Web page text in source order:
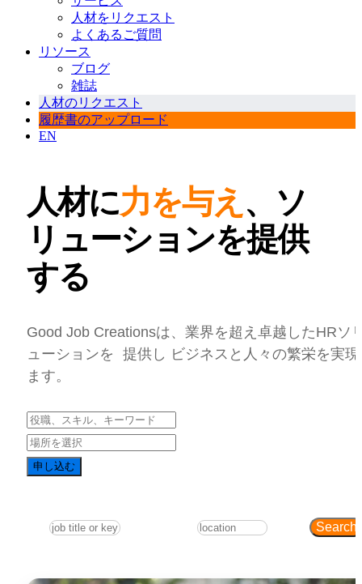
人材をリクエスト
よくあるご質問
リソース
ブログ
雑誌
人材のリクエスト
履歴書のアップロード
EN
人材に力を与え 、 ソ
リューションを提供
する
Good Job Creationsは、業界を超え卓越したHRソ
ューションを 提供し ビジネスと人々の繁栄を実
ます。
申し込む
Search